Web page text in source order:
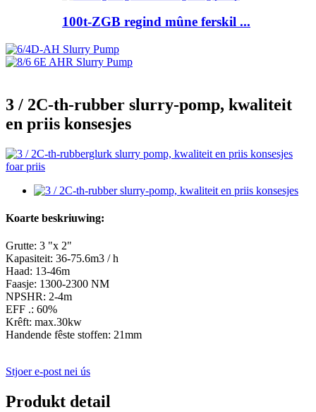
100t-ZGB regind mûne ferskil ...
3 / 2C-th-rubber slurry-pomp, kwaliteit
en priis konsesjes
Koarte beskriuwing:
Grutte: 3 "x 2"
Kapasiteit: 36-75.6m3 / h
Haad: 13-46m
Faasje: 1300-2300 NM
NPSHR: 2-4m
EFF .: 60%
Krêft: max.30kw
Handende fêste stoffen: 21mm
Stjoer e-post nei ús
Produkt detail